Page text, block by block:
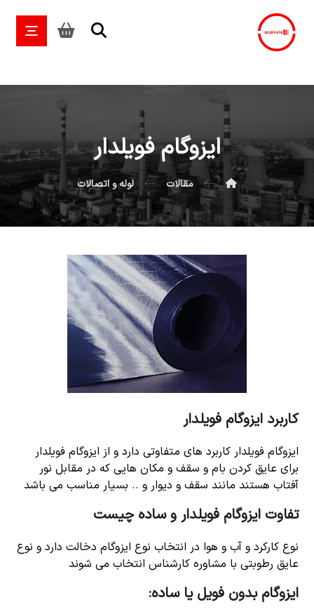
ایزوگام فویلدار
مقالات لوله و اتصالات
کاربرد ایزوگام فویلدار
ایزوگام فویلدار کاربرد های متفاوتی دارد و از ایزوگام فویلدار
برای عایق کردن بام و سقف و مکان هایی که در مقابل نور
آفتاب هستند مانند سقف و دیوار و .. بسیار مناسب می باشد
تفاوت ایزوگام فویلدار و ساده چیست
نوع کارکرد و آب و هوا در انتخاب نوع ایزوگام دخالت دارد و نوع
عایق رطوبتی با مشاوره کارشناس انتخاب می شوند
ایزوگام بدون فویل یا ساده: